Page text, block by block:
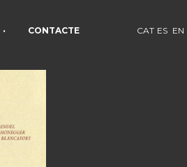
• CONTACTE CAT ES EN